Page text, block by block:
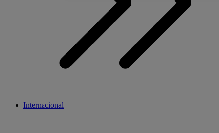
Internacional